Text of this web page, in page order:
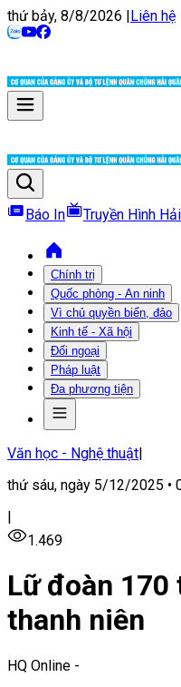
thứ bảy, 8/8/2026 |Liên hệ
Báo In Truyền Hình
Chính trị
Quốc phòng - An ninh
Vì chủ quyền biển, đảo
Kinh tế - Xã hội
Đối ngoại
Pháp luật
Đa phương tiện
Văn học - Nghệ thuật|
thứ sáu, ngày 5/12/2025 •
|
1.469
Lữ đoàn
thanh niên
HQ Online -